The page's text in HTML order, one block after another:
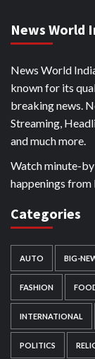
News World
News World
known for its
breaking news.
Streaming,
and much more.
Watch minute-
happenings from
Categories
AUTO BIG-
FASHION
INTERNATIONAL
POLITICS